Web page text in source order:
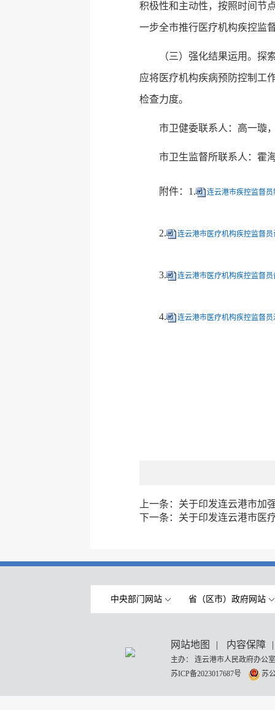
积极性和主动性，按照时间节
一步全市推行医疗机构疾控监
（三）强化结果运用。
应将医疗机构疾病预防控制工
检查力度。
市卫健委联系人：高一璇
市卫生监督所联系人：霍
附件：1. 连云港市疾控监督
2. 连云港市医疗机构疾控监督员
3. 连云港市医疗机构疾控监督员
4. 连云港市医疗机构疾控监督员
上一条： 关于印发连云港市加
下一条： 关于印发连云港市医
中央部门网站 省（区市）政府网站
网站地图 | 内容保障 |
主办： 连云港市人民政府办
苏ICP备2023017687号
苏